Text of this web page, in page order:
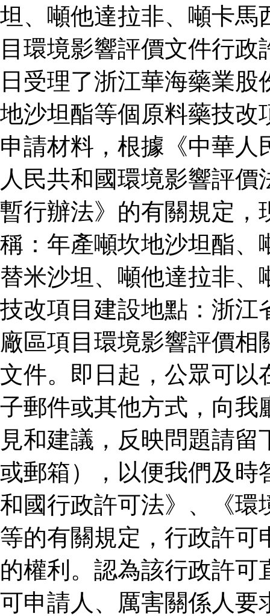
坦、噸他達拉非、噸卡馬
目環境影響評價文件行
日受理了浙江華海藥業
地沙坦酯等個原料藥技改
申請材料，根據《中華
人民共和國環境影響評
暫行辦法》的有關規定，
稱：年產噸坎地沙坦酯、
替米沙坦、噸他達拉非
技改項目建設地點：浙江
廠區項目環境影響評價
文件。即日起，公眾可以
子郵件或其他方式，向我
見和建議，反映問題請
或郵箱），以便我們及時
和國行政許可法》、《環
等的有關規定，行政許可
的權利。認為該行政許
可申請人、厲害關係人要